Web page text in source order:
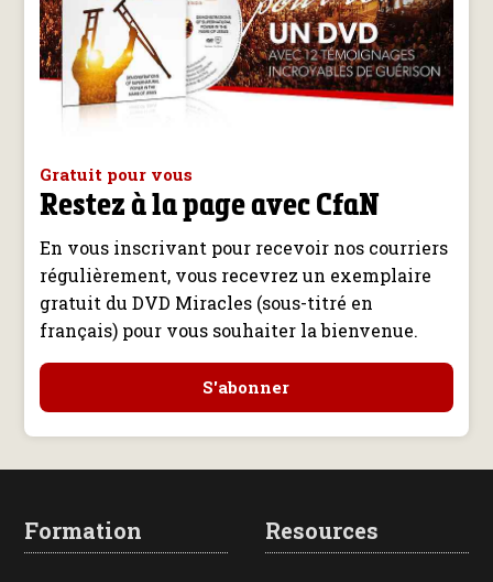
Gratuit pour vous
Restez à la page avec CfaN
En vous inscrivant pour recevoir nos courriers
régulièrement, vous recevrez un exemplaire
gratuit du DVD Miracles (sous-titré en
français) pour vous souhaiter la bienvenue.
S'abonner
Formation Resources